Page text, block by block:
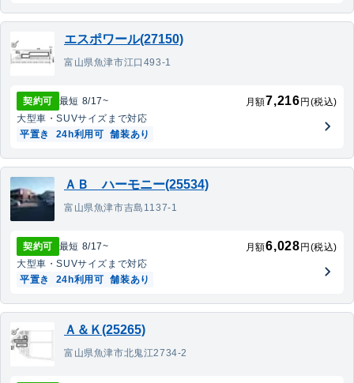
エスポワール(27150)
富山県魚津市江口493-1
契約可 最短 8/17~ 月額7,216 円(税込)
大型車・SUVサイズまで対応
平置き
24h利用可 舗装あり
ＡＢ ハーモニー(25534)
富山県魚津市吉島1137-1
契約可 最短 8/17~ 月額6,028 円(税込)
大型車・SUVサイズまで対応
平置き
24h利用可 舗装あり
Ａ＆Ｋ(25265)
富山県魚津市北鬼江2734-2